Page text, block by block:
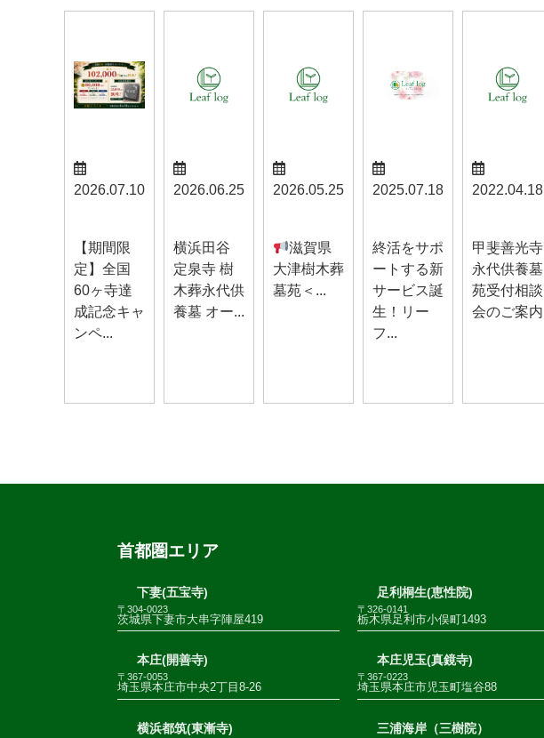
2026.07.10
【期間限
定】全国
60ヶ寺達
成記念キャ
ンペ...
2026.06.25
横浜田谷
定泉寺 樹
木葬永代供
養墓 オー...
2026.05.25
滋賀県
大津樹木葬
墓苑＜...
2025.07.18
終活をサポ
ートする新
サービス誕
生！リー
フ...
2022.04.18
甲斐善光寺
永代供養墓
苑受付相談
会のご案内
首都圏エリア
下妻(五宝寺)
〒304-0023
茨城県下妻市大串字陣屋419
足利桐生(恵性院)
〒326-0141
栃木県足利市小俣町1493
本庄(開善寺)
〒367-0053
埼玉県本庄市中央2丁目8-26
本庄児玉(真鏡寺)
〒367-0223
埼玉県本庄市児玉町塩谷88
横浜都筑(東漸寺) 三浦海岸（三樹院）